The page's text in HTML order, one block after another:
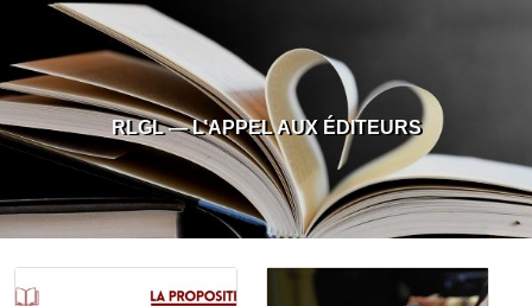
RLGL — L’APPEL AUX ÉDITEURS